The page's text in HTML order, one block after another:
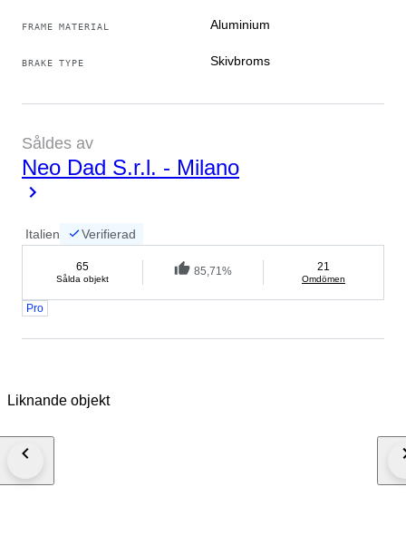
från vintage till moderna, klassiska cyklar och även
speciella modeller.
FRAME MATERIAL Aluminium
BRAKE TYPE Skivbroms
Såldes av
Neo Dad S.r.l. - Milano
Italien Verifierad
65
Sålda objekt
85,71% 21
Omdömen
Pro
Liknande objekt